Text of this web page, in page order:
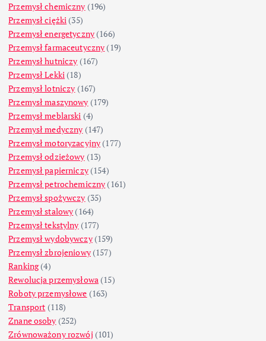
Przemysł chemiczny (196)
Przemysł ciężki (35)
Przemysł energetyczny (166)
Przemysł farmaceutyczny (19)
Przemysł hutniczy (167)
Przemysł Lekki (18)
Przemysł lotniczy (167)
Przemysł maszynowy (179)
Przemysł meblarski (4)
Przemysł medyczny (147)
Przemysł motoryzacyjny (177)
Przemysł odzieżowy (13)
Przemysł papierniczy(154)
Przemysł petrochemiczny (161)
Przemysł spożywczy (35)
Przemysł stalowy (164)
Przemysł tekstylny (177)
Przemysł wydobywczy(159)
Przemysł zbrojeniowy(157)
Ranking(4)
Rewolucja przemysłowa (15)
Roboty przemysłowe (163)
Transport (118)
Znane osoby (252)
Zrównoważony rozwój (101)